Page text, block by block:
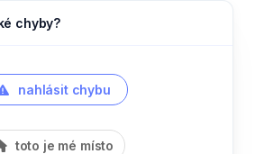
chyby?
nahlásit chybu
toto je mé místo